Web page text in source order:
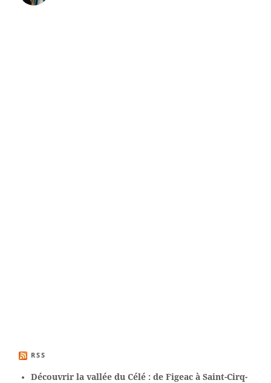
RSS
Découvrir la vallée du Célé : de Figeac à Saint-Cirq-